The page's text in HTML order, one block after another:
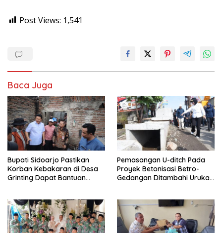
Post Views: 1,541
Baca Juga
Bupati Sidoarjo Pastikan
Korban Kebakaran di Desa
Grinting Dapat Bantuan
Pemasangan U-ditch Pada
Proyek Betonisasi Betro-
Gedangan Ditambahi Urukan